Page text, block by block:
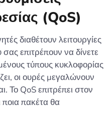
(QoS)
διαθέτουν λειτουργίες
επιτρέπουν να δίνετε
τύπους κυκλοφορίας
οι ουρές μεγαλώνουν
Το QoS επιτρέπει στον
πακέτα θα